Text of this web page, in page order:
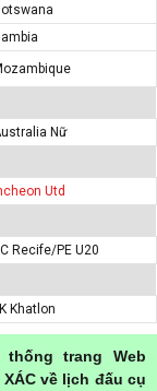
Nữ
Utd
Recife/PE U20
Khatlon
trang Web
về lịch đấu cụ